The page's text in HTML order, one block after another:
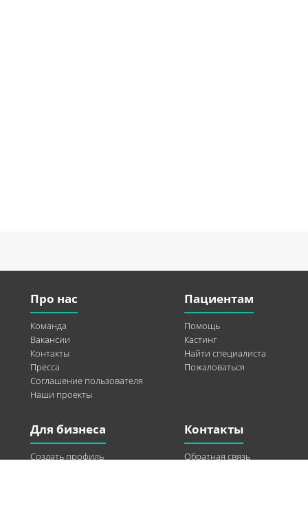
Про нас
Команда
Вакансии
Контакты
Пресса
Соглашение пользователя
Наши проекты
Пациентам
Помощь
Кастинг
Найти специалиста
Пожаловаться
Для бизнеса
Создать профиль
Контакты
Обратная связь